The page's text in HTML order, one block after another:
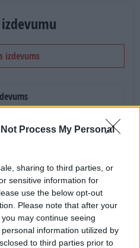
Not Process My Personal
sharing to third parties, or
sensitive information for
use the below opt-out
Please note that after your
may continue seeing
information utilized by
to third parties prior to
izdevums
/ 2.10 Eur par izdevumu *